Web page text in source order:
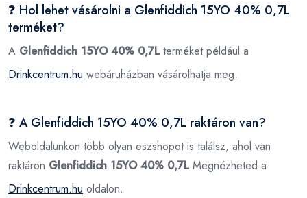
❓ Hol lehet vásárolni a Glenfiddich 15YO 40% 0,7L
terméket?
A Glenfiddich 15YO 40% 0,7Lterméket például a
Drinkcentrum.hu webáruházban vásárolhatja meg.
❓ A Glenfiddich 15YO 40% 0,7L raktáron van?
Weboldalunkon több olyan eszshopot is találsz, ahol van
raktáron Glenfiddich 15YO 40% 0,7LMegnézheted a
Drinkcentrum.hu oldalon.